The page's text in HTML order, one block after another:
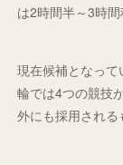
は2時間半～3時間
現在候補となっ
輪では4つの競技
外にも採用される